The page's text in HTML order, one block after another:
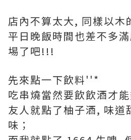
店內不算太大, 同樣以
平日晚飯時間也差不多
埸了吧!!!
先來點一下飲料''*
吃串燒當然要飲飲酒才
友人就點了柚子酒, 味道
味；